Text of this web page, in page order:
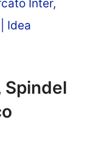
Inter,
Idea
Spindel